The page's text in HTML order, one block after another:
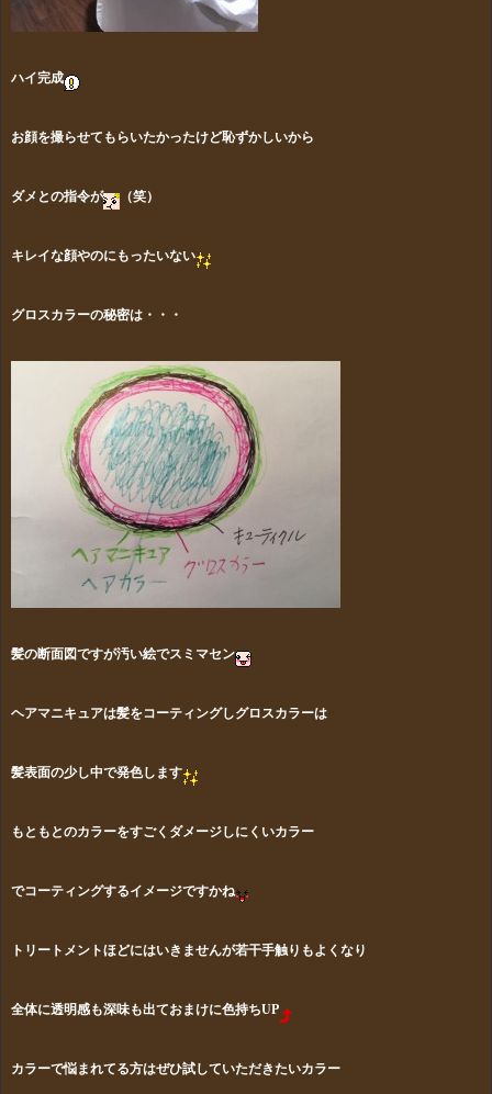
ハイ完成
お顔を撮らせてもらいたかったけど恥ずかしいから
ダメとの指令が （笑）
キレイな顔やのにもったいない
グロスカラーの秘密は・・・
髪の断面図ですが汚い絵でスミマセン
ヘアマニキュアは髪をコーティングしグロスカラーは
髪表面の少し中で発色します
もともとのカラーをすごくダメージしにくいカラー
でコーティングするイメージですかね
トリートメントほどにはいきませんが若干手触りもよくなり
全体に透明感も深味も出ておまけに色持ちUP
カラーで悩まれてる方はぜひ試していただきたいカラー